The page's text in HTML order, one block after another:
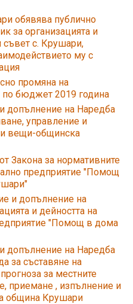
обявява публично
за организацията и
съвет с. Крушари,
му с
промяна на
по бюджет 2019 година
допълнение на Наредба
управление и
вещи-общинска
Закона за нормативните
предприятие "Помощ
и допълнение на
и дейността на
"Помощ в дома
допълнение на Наредба
за съставяне на
за местните
приемане , изпълнение и
община Крушари